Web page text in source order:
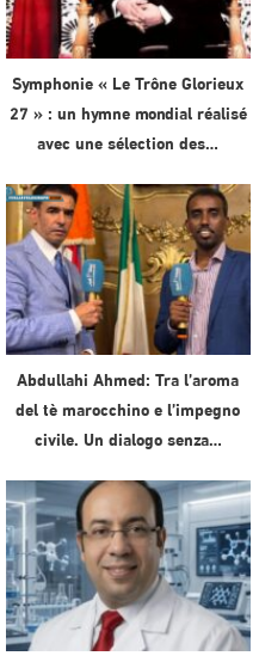
Symphonie « Le Trône Glorieux
27 » : un hymne mondial réalisé
avec une sélection des…
Abdullahi Ahmed: Tra l’aroma
del tè marocchino e l’impegno
civile. Un dialogo senza…